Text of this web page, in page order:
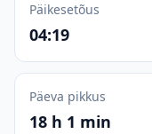
Päikesetõus
04:19
Päeva pikkus
18 h 1 min